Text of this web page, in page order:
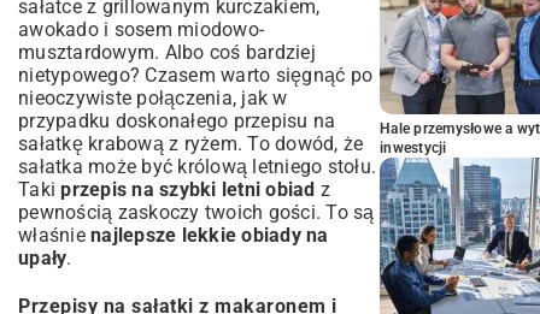
sałatce z grillowanym kurczakiem,
awokado i sosem miodowo-
musztardowym. Albo coś bardziej
nietypowego? Czasem warto sięgnąć po
nieoczywiste połączenia, jak w
przypadku doskonałego przepisu na
sałatkę krabową z ryżem. To dowód, że
sałatka może być królową letniego stołu.
Takiprzepis na szybki letni obiad z
pewnością zaskoczy twoich gości. To są
właśnie najlepsze lekkie obiady na
upały.
Przepisy na sałatki z makaronem i
Hale przemysłowe a
inwestycji